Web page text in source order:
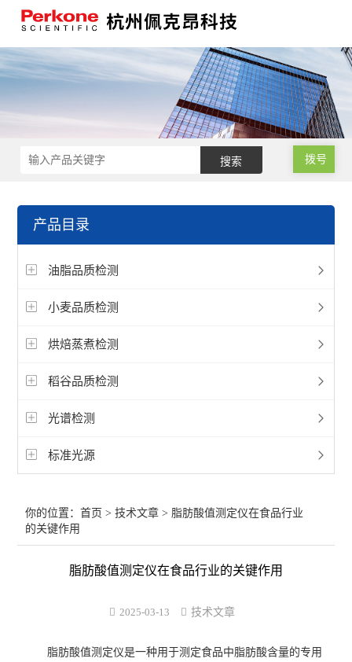
拨号
产品目录
油脂品质检测
小麦品质检测
烘焙蒸煮检测
稻谷品质检测
光谱检测
标准光源
你的位置：首页 >技术文章 > 脂肪酸值测定仪在食品行业
的关键作用
脂肪酸值测定仪在食品行业的关键作用
2025-03-13 技术文章
脂肪酸值测定仪是一种用于测定食品中脂肪酸含量的专用